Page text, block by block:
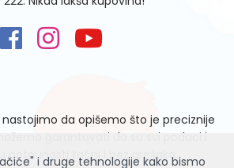
i druge tehnologije kako bismo
da opišemo što je preciznije
garantovati da su svi podaci i
potpunosti tačni i bez grešaka.